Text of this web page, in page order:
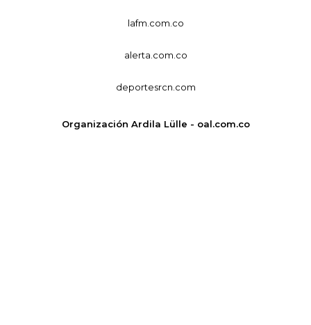
lafm.com.co
alerta.com.co
deportesrcn.com
Organización Ardila Lülle - oal.com.co